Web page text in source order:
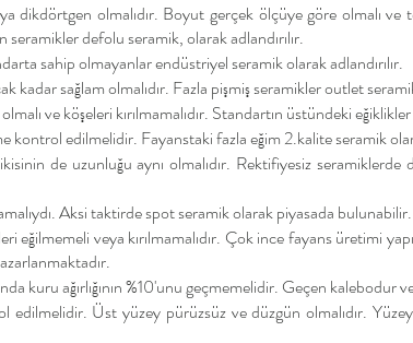
dikdörtgen olmalıdır. Boyut gerçek ölçüye göre olmalı
seramikler defolu seramik, olarak adlandırılır.
sahip olmayanlar endüstriyel seramik olarak adlandırılır.
kadar sağlam olmalıdır. Fazla pişmiş seramikler outlet
ve köşeleri kırılmamalıdır. Standartın üstündeki
kontrol edilmelidir. Fayanstaki fazla eğim 2.kalite seramik
de uzunluğu aynı olmalıdır. Rektifiyesiz
Aksi taktirde spot seramik olarak piyasada bulunabilir.
eğilmemeli veya kırılmamalıdır. Çok ince fayans üretimi
kuru ağırlığının %10'unu geçmemelidir. Geçen kalebodur
edilmelidir. Üst yüzey pürüzsüz ve düzgün olmalıdır.